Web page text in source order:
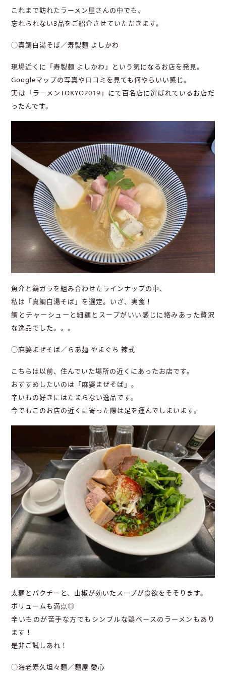
これまで訪れたラーメン屋さんの中でも、
忘れられない3品をご紹介させていただきます。
◯真鯛白湯そば／寿製麺 よしかわ
現場近くに「寿製麺 よしかわ」という気になるお店を発見。
Googleマップの写真や口コミを見ても何やらいい感じ。
実は「ラーメンTOKYO2019」にて百名店に選ばれているお店だ
ったんです。
魚介と鶏ガラを組み合わせたラインナップの中、
私は「真鯛白湯そば」を選定。いざ、実食！
鯛とチャーシューと細麺とスープがいい感じに絡みあった贅沢
な逸品でした。。。
◯麻婆まぜそば／らあ麺 やまぐち 辣式
こちらは以前、住んでいた場所の近くにあったお店です。
おすすめしたいのは「麻婆まぜそば」。
辛いもの好きにはたまらない逸品です。
今でもこのお店の近くに寄った際は足を運んでしまいます。
太麺とパクチーと、山椒が効いたスープが食欲をそそります。
ボリュームも満点◎
辛いものが苦手な方でもシンプルな鶏ベースのラーメンもあり
ます！
是非ご試しあれ！
◯海老寿久坦々麺／麺屋 愛心